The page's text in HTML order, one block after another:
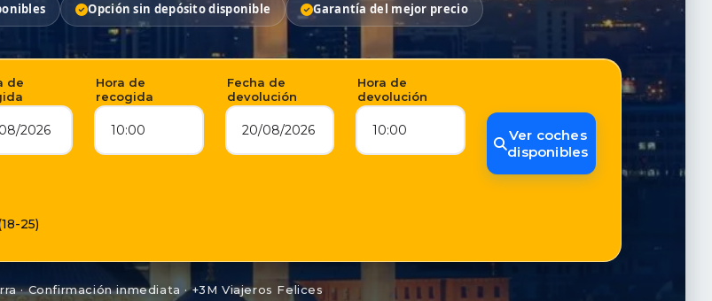
Opción sin depósito disponible Garantía del mejor precio
de
2026
Hora de
recogida
10:00
Fecha de
devolución
20/08/2026
Hora de
devolución
10:00
Ver coches
disponibles
25)
· Confirmación inmediata · +3M Viajeros Felices